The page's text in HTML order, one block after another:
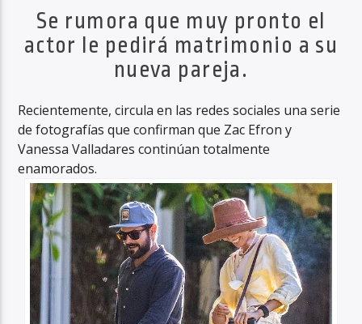
Se rumora que muy pronto el
actor le pedirá matrimonio a su
nueva pareja.
Recientemente, circula en las redes sociales una serie
de fotografías que confirman que Zac Efron y
Vanessa Valladares continúan totalmente
enamorados.